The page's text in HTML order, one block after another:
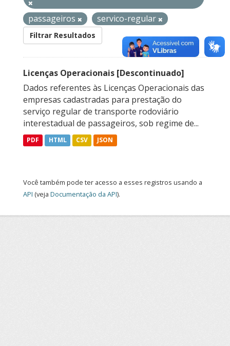
passageiros servico-regular
Filtrar Resultados
Licenças Operacionais [Descontinuado]
Dados referentes às Licenças Operacionais das
empresas cadastradas para prestação do
serviço regular de transporte rodoviário
interestadual de passageiros, sob regime de...
PDF HTML CSV JSON
Você também pode ter acesso a esses registros usando a
API (veja Documentação da API).